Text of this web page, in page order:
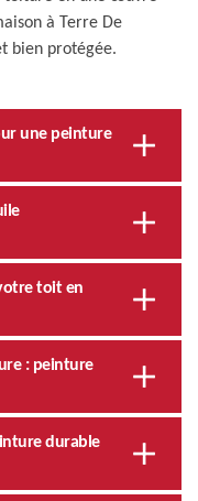
à Terre De
bien protégée.
une peinture
toit en
: peinture
durable